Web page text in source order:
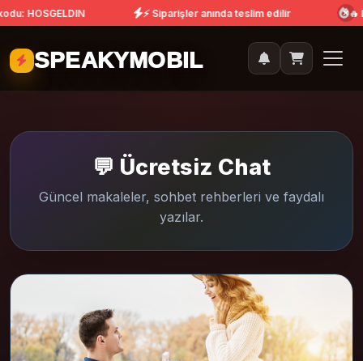
HOSGELDIN ⚡ Siparişler anında teslim edilir 🔥
SPEAKYMOBIL
💬 Ücretsiz Chat
Güncel makaleler, sohbet rehberleri ve faydalı
yazılar.